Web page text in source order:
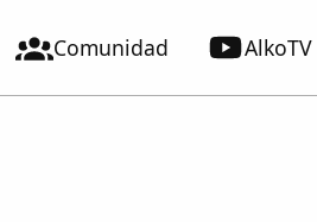
Comunidad AlkoTV